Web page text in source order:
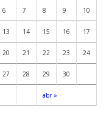
abr »
6 7 8 9 10
13 14 15 16 17
20 21 22 23 24
27 28 29 30